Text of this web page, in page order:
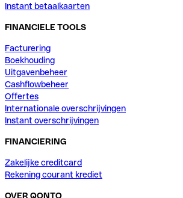
Instant betaalkaarten
FINANCIELE TOOLS
Facturering
Boekhouding
Uitgavenbeheer
Cashflowbeheer
Offertes
Internationale overschrijvingen
Instant overschrijvingen
FINANCIERING
Zakelijke creditcard
Rekening courant krediet
OVER QONTO